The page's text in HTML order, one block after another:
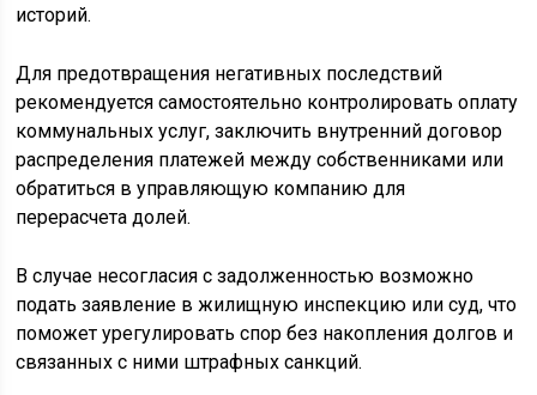
историй.
Для предотвращения негативных последствий
рекомендуется самостоятельно контролировать оплату
коммунальных услуг, заключить внутренний договор
распределения платежей между собственниками или
обратиться в управляющую компанию для
перерасчета долей.
В случае несогласия с задолженностью возможно
подать заявление в жилищную инспекцию или суд, что
поможет урегулировать спор без накопления долгов и
связанных с ними штрафных санкций.